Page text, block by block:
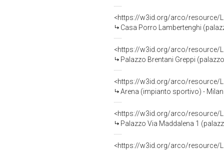
<https://w3id.org/arco/resource/
Casa Porro Lambertenghi
<https://w3id.org/arco/resource/
Palazzo Brentani Greppi
<https://w3id.org/arco/resource/
Arena (impianto sportivo) -
<https://w3id.org/arco/resource/
Palazzo Via Maddalena 1
<https://w3id.org/arco/resource/